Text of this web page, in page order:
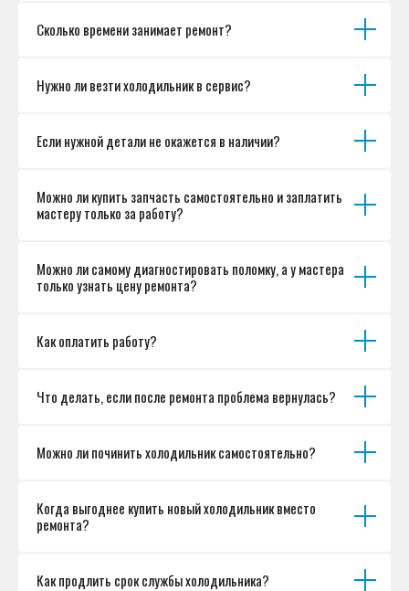
Сколько времени занимает ремонт?
Нужно ли везти холодильник в сервис?
Если нужной детали не окажется в наличии?
Можно ли купить запчасть самостоятельно и заплатить
мастеру только за работу?
Можно ли самому диагностировать поломку, а у мастера
только узнать цену ремонта?
Как оплатить работу?
Что делать, если после ремонта проблема вернулась?
Можно ли починить холодильник самостоятельно?
Когда выгоднее купить новый холодильник вместо
ремонта?
Как продлить срок службы холодильника?